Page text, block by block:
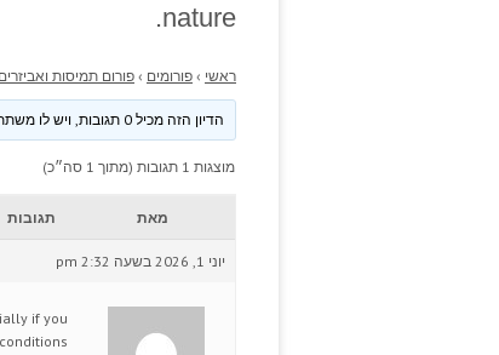
nature.
ראשי › פורומים › פורום תמיסות ואביזרים
הדיון הזה מכיל 0 תגובות, ויש לו משתתף 1, והוא עודכן לאחרונה ע״י
מוצגות 1 תגובות (מתוך 1 סה״כ)
מאת תגובות
יוני 1, 2026 בשעה 2:32 pm
if you